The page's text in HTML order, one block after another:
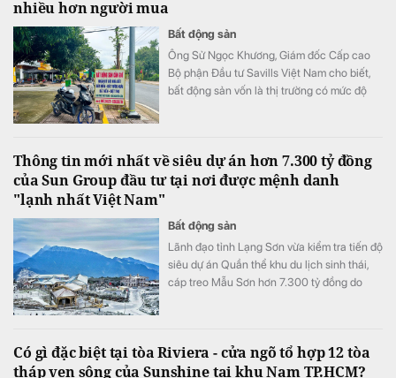
nhiều hơn người mua
Bất động sản
Ông Sử Ngọc Khương, Giám đốc Cấp cao
Bộ phận Đầu tư Savills Việt Nam cho biết,
bất động sản vốn là thị trường có mức độ
Thông tin mới nhất về siêu dự án hơn 7.300 tỷ đồng
của Sun Group đầu tư tại nơi được mệnh danh
"lạnh nhất Việt Nam"
Bất động sản
Lãnh đạo tỉnh Lạng Sơn vừa kiểm tra tiến độ
siêu dự án Quần thể khu du lịch sinh thái,
cáp treo Mẫu Sơn hơn 7.300 tỷ đồng do
Có gì đặc biệt tại tòa Riviera - cửa ngõ tổ hợp 12 tòa
tháp ven sông của Sunshine tại khu Nam TP.HCM?